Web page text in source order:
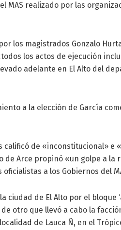
MAS realizado por las
los magistrados Gonzalo
los actos de ejecución
adelante en El Alto del
a la elección de García
calificó de «inconstitucional» e
de Arce propinó «un golpe a la
a los Gobiernos del
ciudad de El Alto por el bloque
otro que llevó a cabo la
de Lauca Ñ, en el